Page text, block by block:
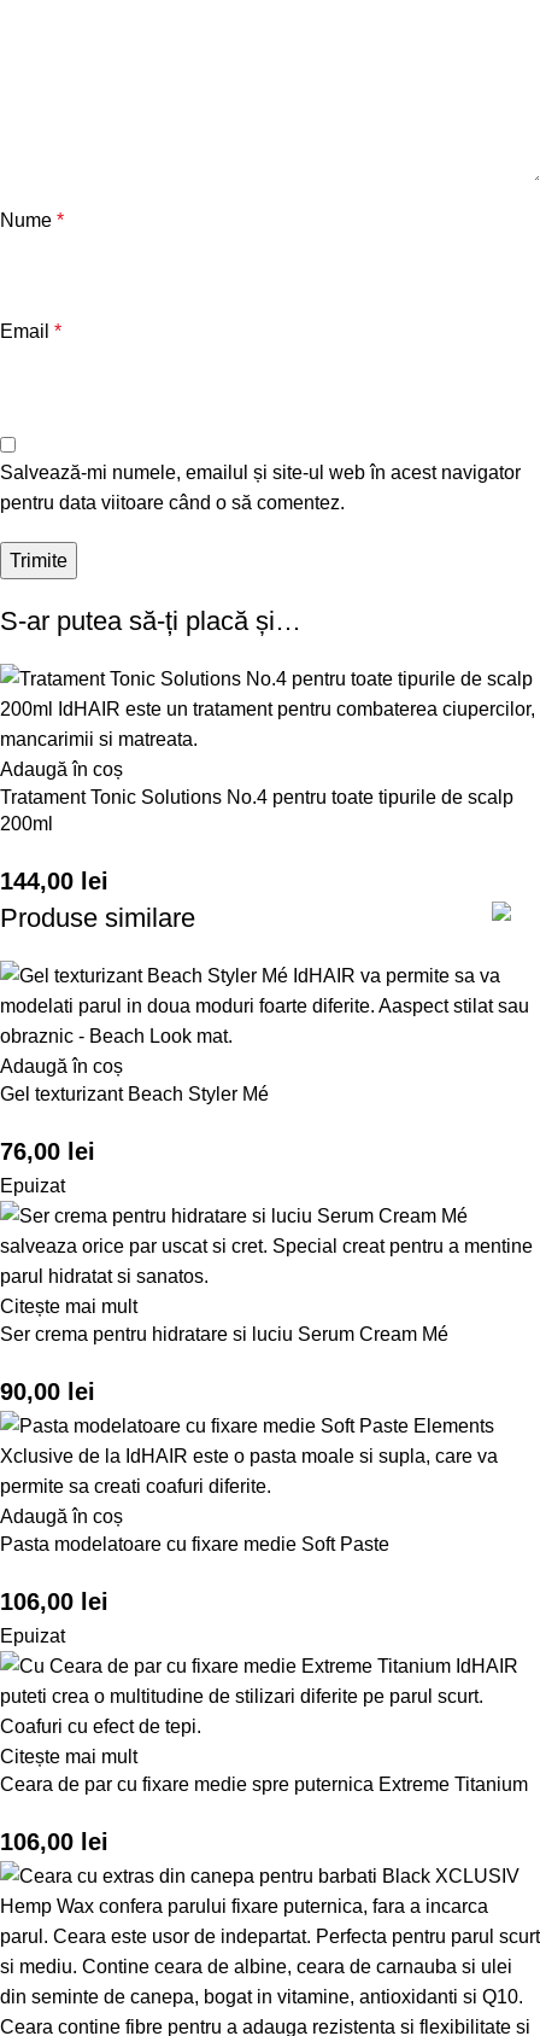
Nume *
Email *
Salvează-mi numele, emailul și site-ul web în acest navigator
pentru data viitoare când o să comentez.
S-ar putea să-ți placă și…
Adaugă în coș
Tratament Tonic Solutions No.4 pentru toate tipurile de scalp
200ml
144,00 lei
Produse similare
Adaugă în coș
Gel texturizant Beach Styler Mé
76,00 lei
Epuizat
Citește mai mult
Ser crema pentru hidratare si luciu Serum Cream Mé
90,00 lei
Adaugă în coș
Pasta modelatoare cu fixare medie Soft Paste
106,00 lei
Epuizat
Citește mai mult
Ceara de par cu fixare medie spre puternica Extreme Titanium
106,00 lei